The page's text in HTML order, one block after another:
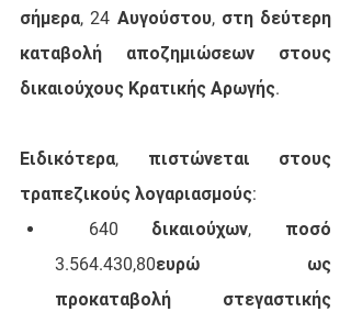
σήμερα, 24 Αυγούστου, στη δεύτερη
καταβολή αποζημιώσεων στους
δικαιούχους Κρατικής Αρωγής.
Ειδικότερα, πιστώνεται στους
τραπεζικούς λογαριασμούς:
640
3.564.430,80ευρώ ως
προκαταβολή στεγαστικής